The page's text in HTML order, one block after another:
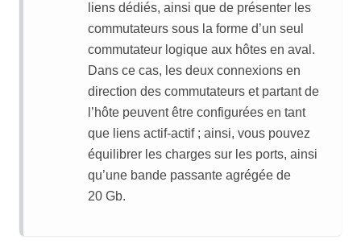
liens dédiés, ainsi que de présenter les
commutateurs sous la forme d’un seul
commutateur logique aux hôtes en aval.
Dans ce cas, les deux connexions en
direction des commutateurs et partant de
l’hôte peuvent être configurées en tant
que liens actif-actif ; ainsi, vous pouvez
équilibrer les charges sur les ports, ainsi
qu’une bande passante agrégée de
20 Gb.